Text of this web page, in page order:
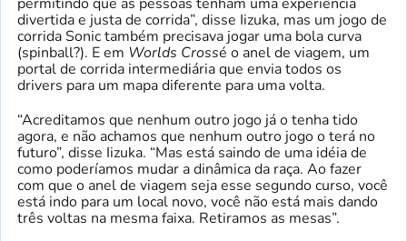
divertida e justa de corrida”, disse Iizuka, mas um jogo de
corrida Sonic também precisava jogar uma bola curva
(spinball?). E em Worlds Crossé o anel de viagem, um
portal de corrida intermediária que envia todos os
drivers para um mapa diferente para uma volta.
“Acreditamos que nenhum outro jogo já o tenha tido
agora, e não achamos que nenhum outro jogo o terá no
futuro”, disse Iizuka. “Mas está saindo de uma idéia de
como poderíamos mudar a dinâmica da raça. Ao fazer
com que o anel de viagem seja esse segundo curso, você
está indo para um local novo, você não está mais dando
três voltas na mesma faixa. Retiramos as mesas”.